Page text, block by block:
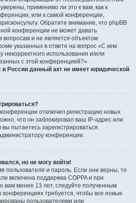
применимо ли это к вам, как к
или к самой конференции,
Обратите внимание, что phpBB
конференции не может давать
и не является объектом
указанных в ответе на вопрос «С кем
некорректного использования и/или
с этой конференцией?».
России данный акт не имеет юридической
отключил регистрацию новых
что он заблокировал ваш IP-адрес или
пытаетесь зарегистрироваться.
конференции.
но не могу войти!
пользователя и пароль. Если они верны, то
включена поддержка COPPA и при
вам менее 13 лет, следуйте полученным
конференциях требуется, чтобы все новые
пользователями или